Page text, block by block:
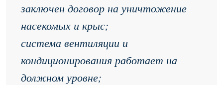
заключен договор на уничтожение
насекомых и крыс;
система вентиляции и
кондиционирования работает на
должном уровне;